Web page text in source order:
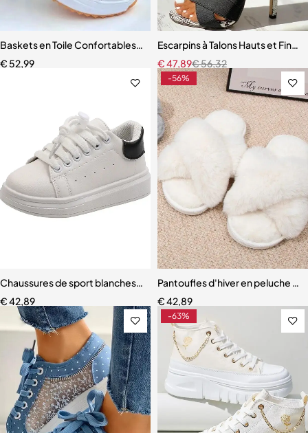
Baskets en Toile Confortables et Respirantes pour Femme
€ 52,99
Escarpins à Talons Hauts et Fins
€56,32
€47,89
Chaussures de sport blanches souples pour garçons et filles
€42,89
-56%
Pantoufles d'hiver en peluche
€42,89
-63%